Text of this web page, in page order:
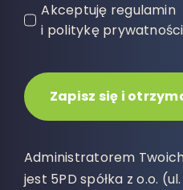
Akceptuję regulamin
i politykę
Zapisz się i
Administratorem
jest 5PD spółka z o.o.